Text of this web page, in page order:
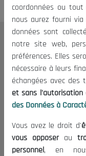
Le CNESE
A Propos
Le président
Organisation
Publications
Appels d'offres
coordonnées ou
nous aurez fourni
données sont
notre site web,
préférences. Elles
nécessaire à leurs
échangées avec des
et sans l'autorisation
des Données à
Vous avez le droit d'
vous opposerau
personnel, en